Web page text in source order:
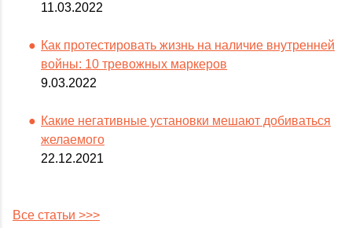
11.03.2022
Как протестировать жизнь на наличие внутренней
войны: 10 тревожных маркеров
9.03.2022
Какие негативные установки мешают добиваться
желаемого
22.12.2021
Все статьи >>>